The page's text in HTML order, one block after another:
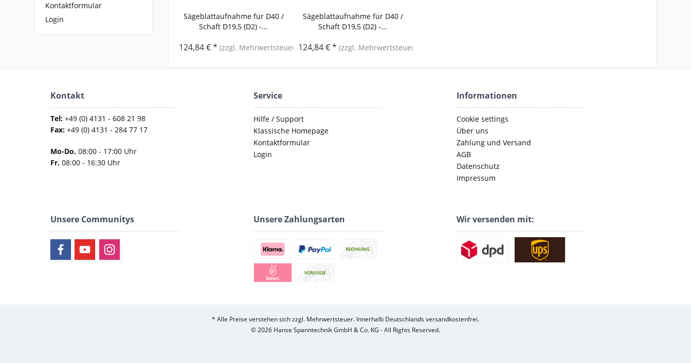
Kontaktformular
Login
Sägeblattaufnahme für D40 /
Schaft D19,5 (D2) -...
124,84 € *(zzgl. Mehrwertsteuer)
Sägeblattaufnahme für D40 /
Schaft D19,5 (D2) -...
124,84 € *(zzgl. Mehrwertsteuer)
Kontakt
Tel:+49 (0) 4131 - 608 21 98
Fax:+49 (0) 4131 - 284 77 17
Mo-Do.08:00 - 17:00 Uhr
Fr.08:00 - 16:30 Uhr
Service
Hilfe / Support
Klassische Homepage
Kontaktformular
Login
Informationen
Cookie settings
Über uns
Zahlung und Versand
AGB
Datenschutz
Impressum
Unsere Communitys Unsere Zahlungsarten Wir versenden mit:
* Alle Preise verstehen sich zzgl. Mehrwertsteuer. Innerhalb Deutschlands versandkostenfrei.
© 2026 Hanse Spanntechnik GmbH & Co. KG - All Rights Reserved.